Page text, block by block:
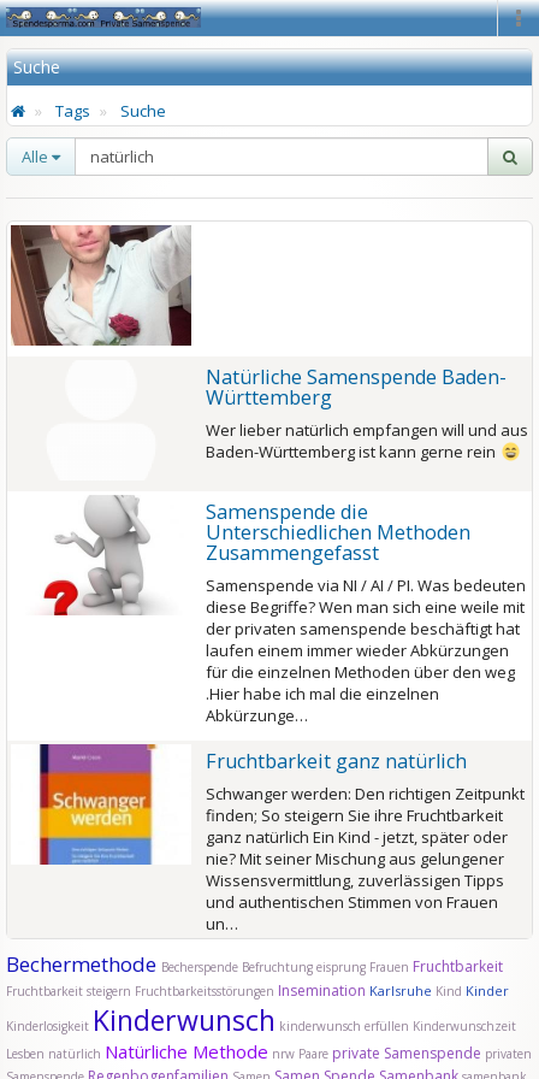
Suche
Tags Suche
Alle
Natürliche Samenspende Baden-
Württemberg
Wer lieber natürlich empfangen will und aus
Baden-Württemberg ist kann gerne rein
Samenspende die
Unterschiedlichen Methoden
Zusammengefasst
Samenspende via NI / AI / PI. Was bedeuten
diese Begriffe? Wen man sich eine weile mit
der privaten samenspende beschäftigt hat
laufen einem immer wieder Abkürzungen
für die einzelnen Methoden über den weg
.Hier habe ich mal die einzelnen
Abkürzunge…
Fruchtbarkeit ganz natürlich
Schwanger werden: Den richtigen Zeitpunkt
finden; So steigern Sie ihre Fruchtbarkeit
ganz natürlich Ein Kind - jetzt, später oder
nie? Mit seiner Mischung aus gelungener
Wissensvermittlung, zuverlässigen Tipps
und authentischen Stimmen von Frauen
un…
Bechermethode Becherspende Befruchtung eisprung Frauen Fruchtbarkeit
Fruchtbarkeit steigern Fruchtbarkeitsstörungen Insemination Karlsruhe Kind Kinder
Kinderlosigkeit Kinderwunsch kinderwunsch erfüllen Kinderwunschzeit
Lesben natürlich Natürliche Methode nrw Paare private Samenspende privaten